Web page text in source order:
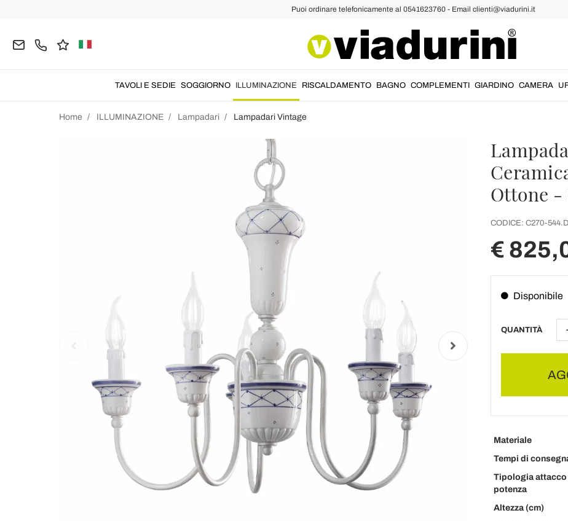
Puoi ordinare telefonicamente al 0541623760 - Email clienti@viadurini.it
TAVOLI E SEDIE SOGGIORNO ILLUMINAZIONE RISCALDAMENTO BAGNO COMPLEMENTI GIARDINO CAMERA
Home ILLUMINAZIONE Lampadari Lampadari Vintage
Ottone -
CODICE: C270-
€
Disponibile
QUANTITÀ
Materiale
Tempi di
Tipologia attacco
potenza
Altezza (cm)